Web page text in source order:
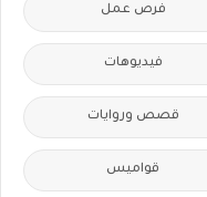
فرص عمل
فيديوهات
قصص وروايات
قواميس